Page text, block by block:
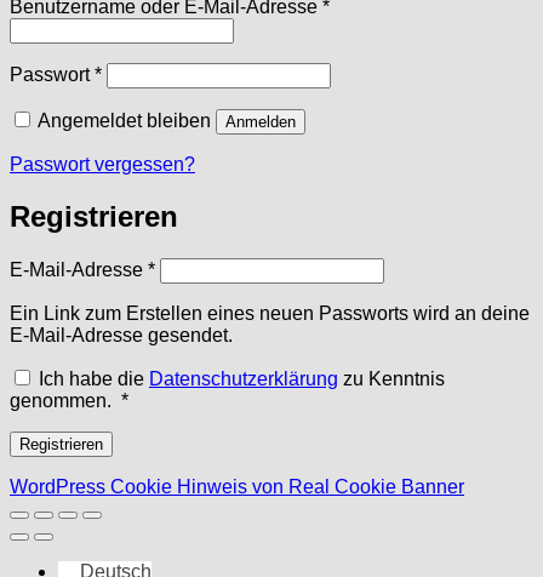
Benutzername oder E-Mail-Adresse *Erforderlich
Passwort*Erforderlich
Angemeldet bleiben Anmelden
Passwort vergessen?
Registrieren
E-Mail-Adresse *Erforderlich
Ein Link zum Erstellen eines neuen Passworts wird an deine
E-Mail-Adresse gesendet.
Ich habe die Datenschutzerklärung zu Kenntnis
genommen. *Erforderlich
Registrieren
WordPress Cookie Hinweis von Real Cookie Banner
Deutsch